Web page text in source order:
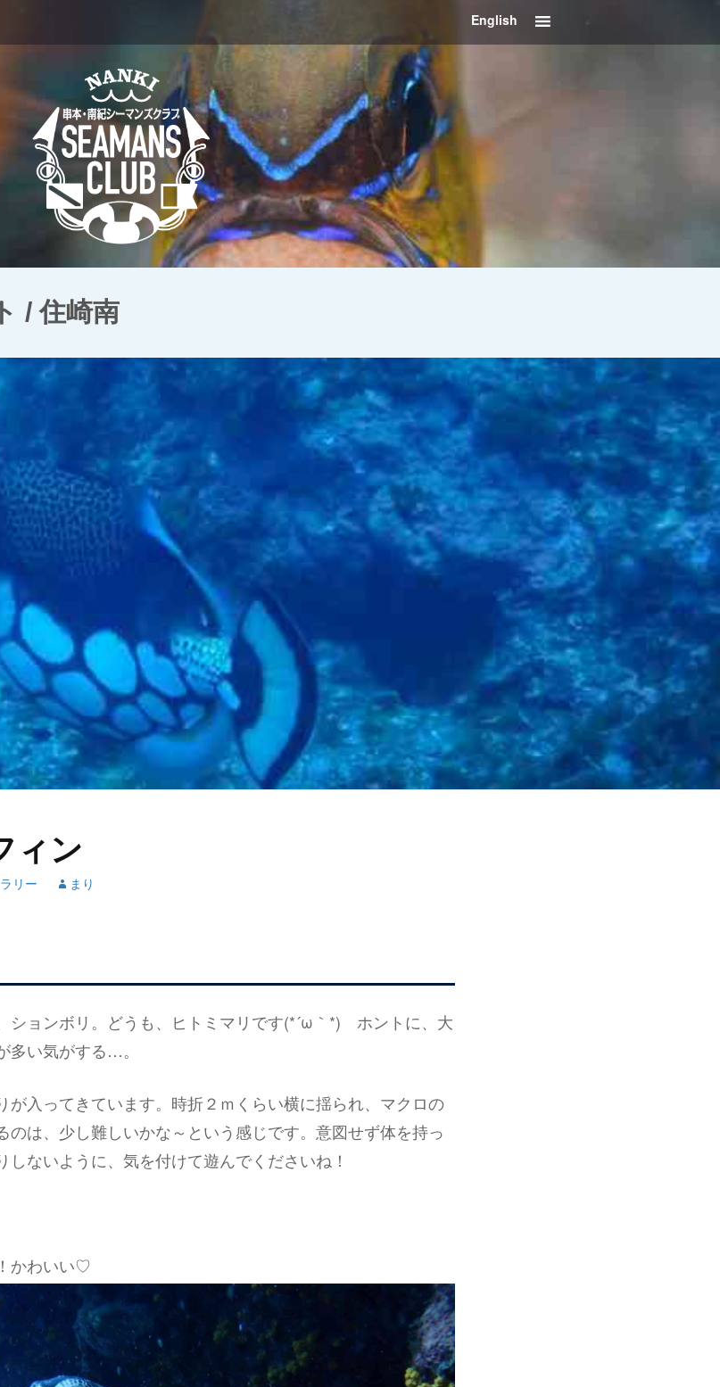
English
/ 住崎南
ィン
リー まり
ションボリ。どうも、ヒトミマリです(*´ω｀*) ホントに、大
多い気がする…。
が入ってきています。時折２ｍくらい横に揺られ、マクロの
のは、少し難しいかな～という感じです。意図せず体を持っ
ないように、気を付けて遊んでくださいね！
かわいい♡